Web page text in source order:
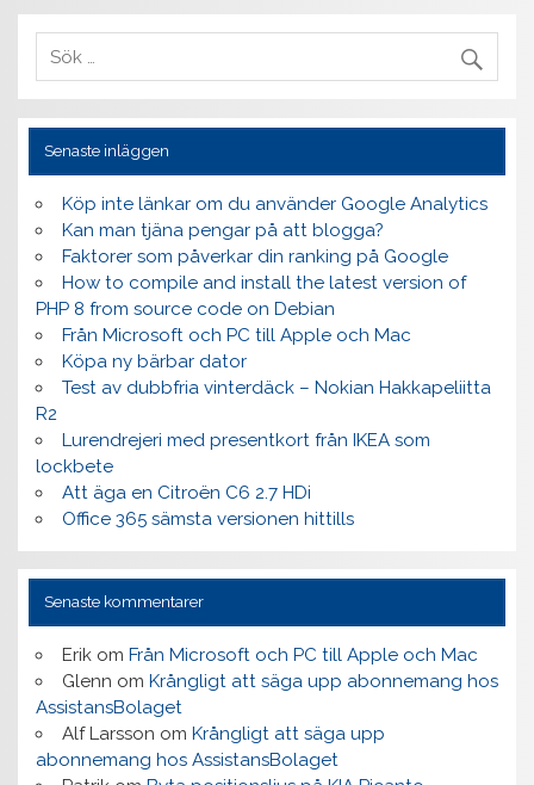
Senaste inläggen
Köp inte länkar om du använder Google Analytics
Kan man tjäna pengar på att blogga?
Faktorer som påverkar din ranking på Google
How to compile and install the latest version of
PHP 8 from source code on Debian
Från Microsoft och PC till Apple och Mac
Köpa ny bärbar dator
Test av dubbfria vinterdäck – Nokian Hakkapeliitta
R2
Lurendrejeri med presentkort från IKEA som
lockbete
Att äga en Citroën C6 2.7 HDi
Office 365 sämsta versionen hittills
Senaste kommentarer
Erikom Från Microsoft och PC till Apple och Mac
Glenn om Krångligt att säga upp abonnemang hos
AssistansBolaget
Alf Larsson om Krångligt att säga upp
abonnemang hos AssistansBolaget